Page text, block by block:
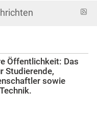
Öffentlichkeit: Das
Studierende,
sowie